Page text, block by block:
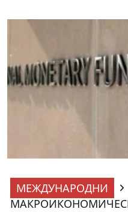
МЕЖДУНАРОДНИ